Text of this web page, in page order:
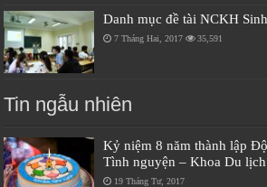
Danh mục đề tài NCKH
7 Tháng Hai, 2017 35,591
Tin ngẫu nhiên
Kỷ niệm 8 năm thành lập
Tình nguyện – Khoa Du
19 Tháng Tư, 2017